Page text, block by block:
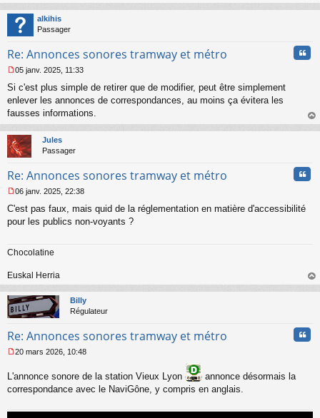
a
g
e
o
l
au
alkihis
Passager
Re: Annonces sonores tramway et métro
e
s
s
g
e
n
n
u
05 janv. 2025, 11:33
Si c'est plus simple de retirer que de modifier, peut être simplement
enlever les annonces de correspondances, au moins ça évitera les
fausses informations.
au
Jules
Passager
Re: Annonces sonores tramway et métro
e
s
g
n
o
n
l
u
06 janv. 2025, 22:38
C'est pas faux, mais quid de la réglementation en matière d'accessibilité
pour les publics non-voyants ?
Chocolatine
Euskal Herria
au
Billy
Régulateur
Re: Annonces sonores tramway et métro
s
s
g
20 mars 2026, 10:48
L'annonce sonore de la station Vieux Lyon
annonce désormais la
correspondance avec le NaviGône, y compris en anglais.